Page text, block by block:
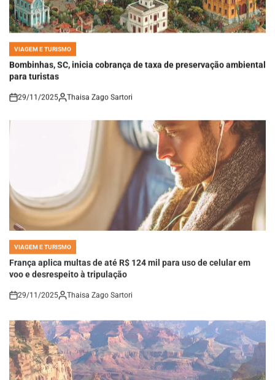
POSTED
IN
VIAGEM E TURISMO
Bombinhas, SC, inicia cobrança de taxa de preservação ambiental
para turistas
on
POSTED
INFrança aplica multas de até R$ 124 mil para uso de celular em
voo e desrespeito à tripulação